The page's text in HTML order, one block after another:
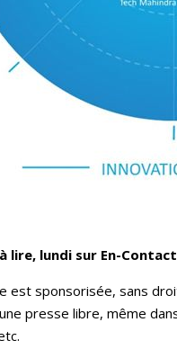
lire, lundi sur En-
est sponsorisée, sans
presse libre, même